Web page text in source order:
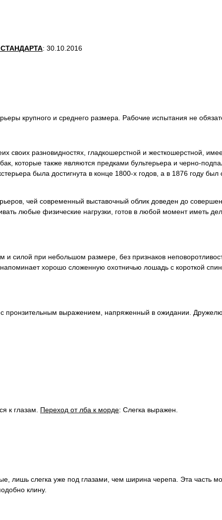
: 30.10.2016
крупного и среднего размера. Рабочие испытания не
своих разновидностях, гладкошерстной и жесткошерстной,
которые также являются предками бультерьера и черно-
была достигнута в конце 1800-х годов, а в 1876 году был
чей современный выставочный облик доведен до
любые физические нагрузки, готов в любой момент иметь
и силой при небольшом размере, без признаков
хорошо сложенную охотничью лошадь с короткой
пронзительным выражением, напряженный в ожидании.
к глазам. Переход от лба к морде: Слегка выражен.
лишь слегка уже под глазами, чем ширина черепа. Эта часть
клину.